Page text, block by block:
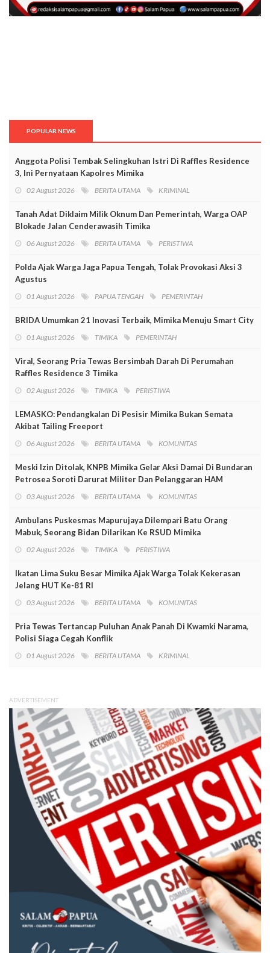
POPULAR NEWS
Anggota Polisi Tembak Selingkuhan Istri Di Raffles Residence
3, Ini Pernyataan Kapolres Mimika
02 August 2026 BERITA UTAMA KRIMINAL
Tanah Adat Diklaim Milik Oknum Dan Pemerintah, Warga OAP
Blokade Jalan Cenderawasih Timika
06 August 2026 BERITA UTAMA PERISTIWA
Polda Ajak Warga Jaga Papua Tengah, Tolak Provokasi Aksi 3
Agustus
01 August 2026 PAPUA TENGAH PEMERINTAH
BRIDA Umumkan 21 Inovasi Terbaik, Mimika Menuju Smart City
01 August 2026 TIMIKA PEMERINTAH
Viral, Seorang Pria Tewas Bersimbah Darah Di Perumahan
Raffles Residence 3 Timika
02 August 2026 TIMIKA PERISTIWA
LEMASKO: Pendangkalan Di Pesisir Mimika Bukan Semata
Akibat Tailing Freeport
06 August 2026 BERITA UTAMA KOMUNITAS
Meski Izin Ditolak, KNPB Mimika Gelar Aksi Damai Di Bundaran
Petrosea Soroti Darurat Militer Dan Pelanggaran HAM
03 August 2026 BERITA UTAMA KOMUNITAS
Ambulans Puskesmas Mapurujaya Dilempari Batu Orang
Mabuk, Seorang Bidan Dilarikan Ke RSUD Mimika
02 August 2026 TIMIKA PERISTIWA
Ikatan Lima Suku Besar Mimika Ajak Warga Tolak Kekerasan
Jelang HUT Ke-81 RI
03 August 2026 BERITA UTAMA KOMUNITAS
Pria Tewas Tertancap Puluhan Anak Panah Di Kwamki Narama,
Polisi Siaga Cegah Konflik
01 August 2026 BERITA UTAMA KRIMINAL
ADVERTISEMENT